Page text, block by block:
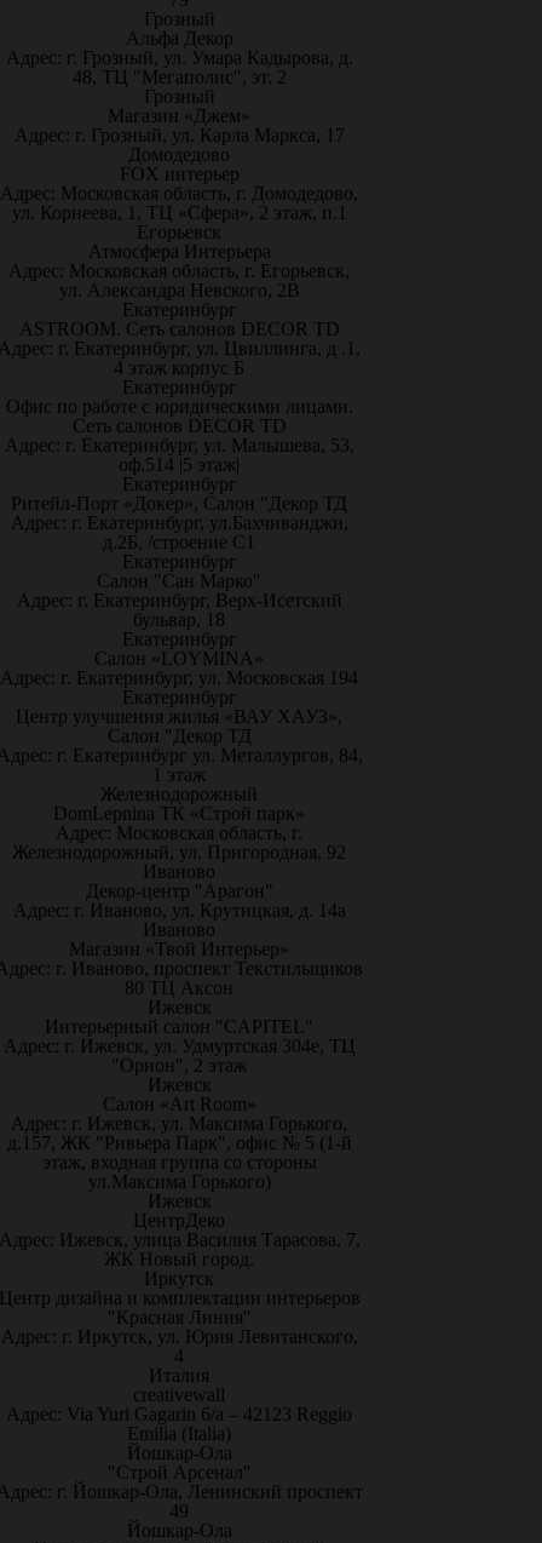
Грозный
Альфа Декор
Адрес: г. Грозный, ул. Умара Кадырова, д.
48, ТЦ "Мегаполис", эт. 2
Грозный
Магазин «Джем»
Адрес: г. Грозный, ул. Карла Маркса, 17
Домодедово
FOX интерьер
Адрес: Московская область, г. Домодедово,
ул. Корнеева, 1, ТЦ «Сфера», 2 этаж, п.1
Егорьевск
Атмосфера Интерьера
Адрес: Московская область, г. Егорьевск,
ул. Александра Невского, 2В
Екатеринбург
ASTROOM. Сеть салонов DECOR TD
г. Екатеринбург, ул. Цвиллинга, д .1,
4 этаж корпус Б
Екатеринбург
Офис по работе с юридическими лицами.
Сеть салонов DECOR TD
Адрес: г. Екатеринбург, ул. Малышева, 53,
оф.514 |5 этаж|
Екатеринбург
Ритейл-Порт «Докер», Салон "Декор ТД
Адрес: г. Екатеринбург, ул.Бахчиванджи,
д.2Б, /строение С1
Екатеринбург
Салон "Сан Марко"
Адрес: г. Екатеринбург, Верх-Исетский
бульвар, 18
Екатеринбург
Салон «LOYMINA»
Адрес: г. Екатеринбург, ул. Московская 194
Екатеринбург
Центр улучшения жилья «ВАУ ХАУЗ»,
Салон "Декор ТД
г. Екатеринбург ул. Металлургов, 84,
1 этаж
Железнодорожный
DomLepnina ТК «Строй парк»
Адрес: Московская область, г.
Железнодорожный, ул. Пригородная, 92
Иваново
Декор-центр "Арагон"
Адрес: г. Иваново, ул. Крутицкая, д. 14а
Иваново
Магазин «Твой Интерьер»
г. Иваново, проспект Текстильщиков
80 ТЦ Аксон
Ижевск
Интерьерный салон "CAPITEL"
Адрес: г. Ижевск, ул. Удмуртская 304е, ТЦ
"Орион", 2 этаж
Ижевск
Салон «Art Room»
Адрес: г. Ижевск, ул. Максима Горького,
д.157, ЖК "Ривьера Парк", офис № 5 (1-й
этаж, входная группа со стороны
ул.Максима Горького)
Ижевск
ЦентрДеко
Ижевск, улица Василия Тарасова, 7,
ЖК Новый город.
Иркутск
дизайна и комплектации интерьеров
"Красная Линия"
Адрес: г. Иркутск, ул. Юрия Левитанского,
4
Италия
creativewall
Адрес: Via Yuri Gagarin 6/a – 42123 Reggio
Emilia (Italia)
Йошкар-Ола
"Строй Арсенал"
г. Йошкар-Ола, Ленинский проспект
49
Йошкар-Ола